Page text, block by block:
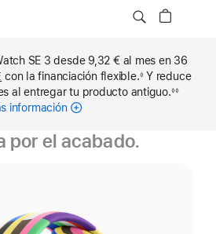
SE 3 desde 9,32 € al mes en 36
con la financiación flexible.◊Y reduce
al entregar tu producto antiguo.◊◊
informaciónsobre
mensuales
por el acabado.